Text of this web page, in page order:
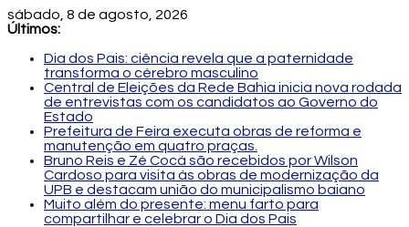
sábado, 8 de agosto, 2026
Últimos:
Dia dos Pais: ciência revela que a paternidade
transforma o cérebro masculino
Central de Eleições da Rede Bahia inicia nova rodada
de entrevistas com os candidatos ao Governo do
Estado
Prefeitura de Feira executa obras de reforma e
manutenção em quatro praças.
Bruno Reis e Zé Cocá são recebidos por Wilson
Cardoso para visita às obras de modernização da
UPB e destacam união do municipalismo baiano
Muito além do presente: menu farto para
compartilhar e celebrar o Dia dos Pais